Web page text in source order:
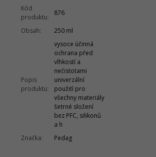
Kód
produktu:
876
Obsah: 250 ml
Popis
produktu:
vysoce účinná
ochrana před
vlhkostí a
nečistotami
univerzální
použití pro
všechny materiály
šetrné složení
bez PFC, silikonů
a h
Značka: Pedag